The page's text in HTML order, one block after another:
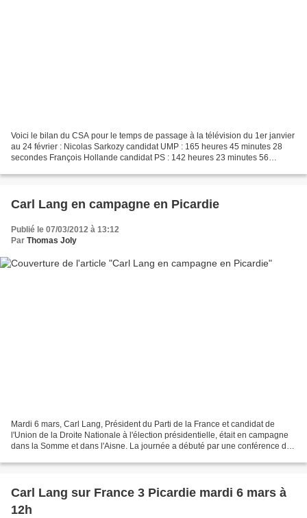
Voici le bilan du CSA pour le temps de passage à la télévision du 1er janvier
au 24 février : Nicolas Sarkozy candidat UMP : 165 heures 45 minutes 28
secondes François Hollande candidat PS : 142 heures 23 minutes 56
Carl Lang en campagne en Picardie
Publié le 07/03/2012 à 13:12
Par Thomas Joly
Mardi 6 mars, Carl Lang, Président du Parti de la France et candidat de
l'Union de la Droite Nationale à l'élection présidentielle, était en campagne
dans la Somme et dans l'Aisne. La journée a débuté par une conférence de
Carl Lang sur France 3 Picardie mardi 6 mars à
12h